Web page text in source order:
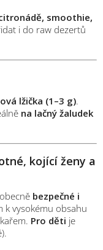
smoothie,
i do raw dezertů
lžička (1–3 g).
na lačný žaludek
kojící ženy a
bezpečné i
k vysokému obsahu
Pro děti je